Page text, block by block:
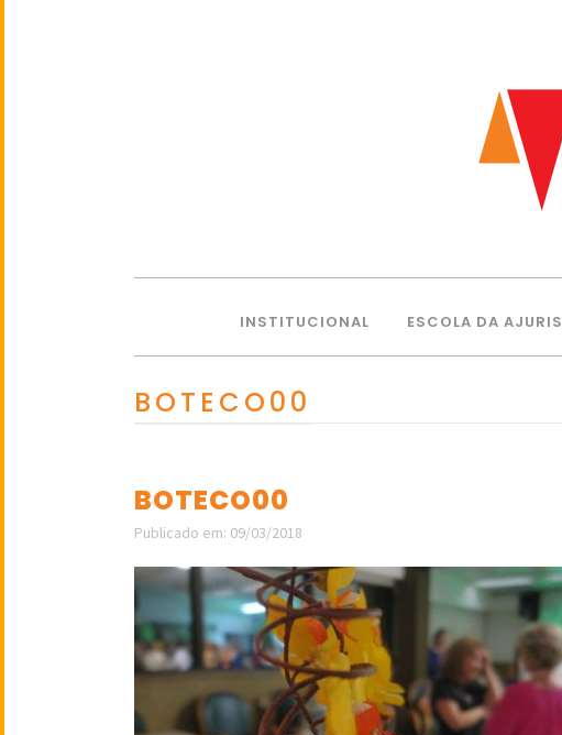
INSTITUCIONAL ESCOLA DA AJURIS
BOTECO00
BOTECO00
Publicado em: 09/03/2018